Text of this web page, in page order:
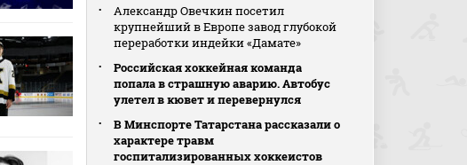
Александр Овечкин посетил
крупнейший в Европе завод глубокой
переработки индейки «Дамате»
Российская хоккейная команда
попала в страшную аварию. Автобус
улетел в кювет и перевернулся
В Минспорте Татарстана рассказали о
характере травм
госпитализированных хоккеистов